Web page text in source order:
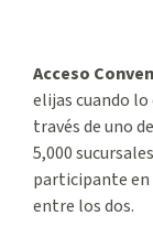
Acceso
elijas cuando lo
través de uno
5,000
participante en
entre los dos.